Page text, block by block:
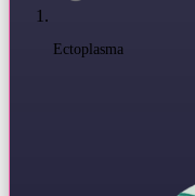
Ectoplasma